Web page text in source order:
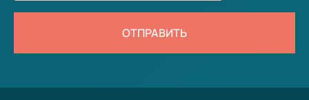
ОТПРАВИТЬ